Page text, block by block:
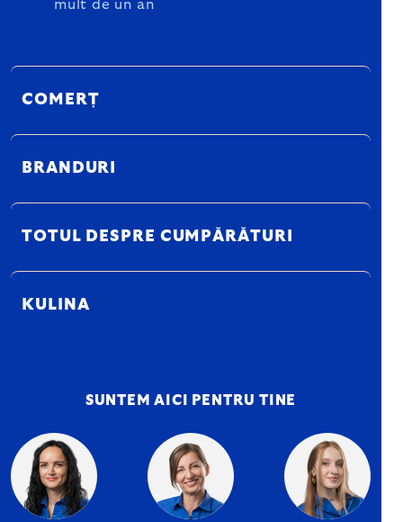
mult de un an
COMERȚ
BRANDURI
TOTUL DESPRE CUMPĂRĂTURI
KULINA
SUNTEM AICI PENTRU TINE